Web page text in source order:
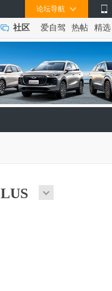
论坛导航
社区 爱自驾 热帖 精选